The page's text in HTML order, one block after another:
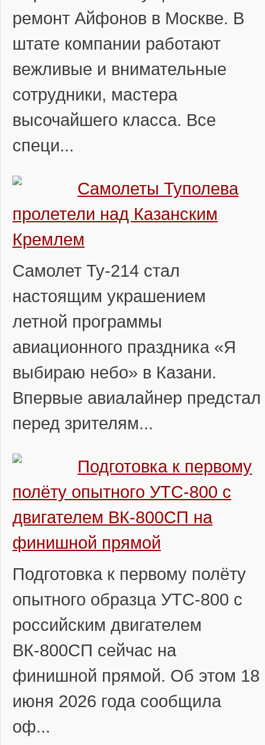
ремонт Айфонов в Москве. В
штате компании работают
вежливые и внимательные
сотрудники, мастера
высочайшего класса. Все
специ...
Самолеты Туполева
пролетели над Казанским
Кремлем
Самолет Ту-214 стал
настоящим украшением
летной программы
авиационного праздника «Я
выбираю небо» в Казани.
Впервые авиалайнер предстал
перед зрителям...
Подготовка к первому
полёту опытного УТС-800 с
двигателем ВК-800СП на
финишной прямой
Подготовка к первому полёту
опытного образца УТС-800 с
российским двигателем
ВК-800СП сейчас на
финишной прямой. Об этом 18
июня 2026 года сообщила
оф...